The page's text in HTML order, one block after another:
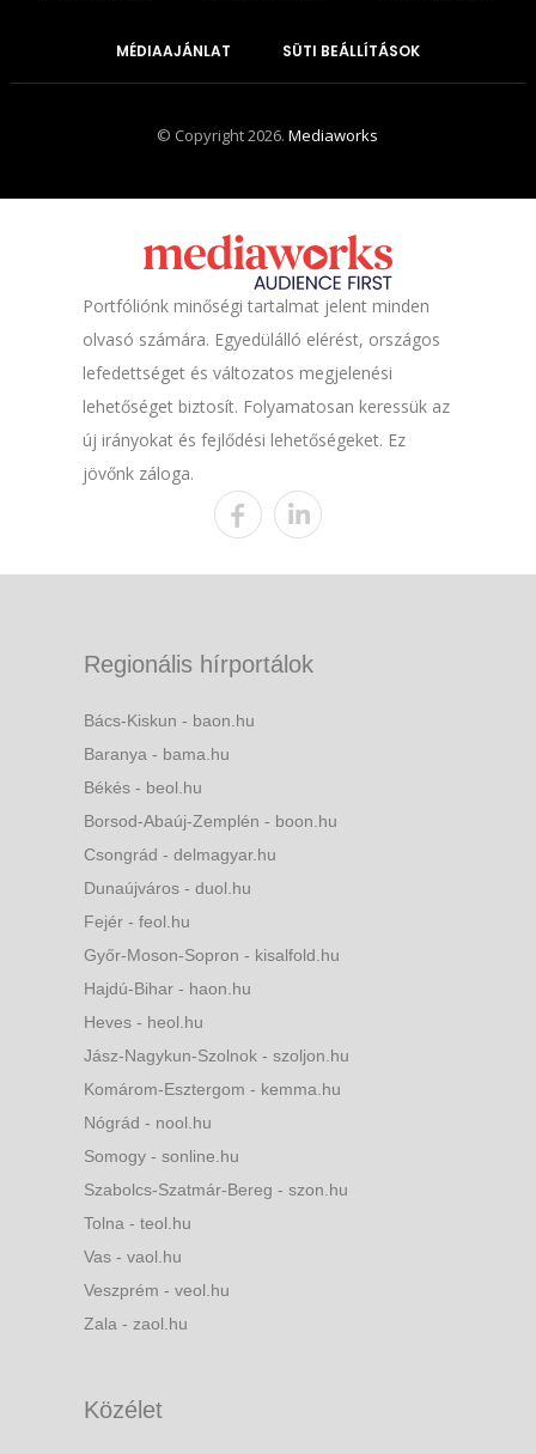
MÉDIAAJÁNLAT SÜTI BEÁLLÍTÁSOK
© Copyright 2026.Mediaworks
Portfóliónk minőségi tartalmat jelent minden
olvasó számára. Egyedülálló elérést, országos
lefedettséget és változatos megjelenési
lehetőséget biztosít. Folyamatosan keressük az
új irányokat és fejlődési lehetőségeket. Ez
jövőnk záloga.
Regionális hírportálok
Bács-Kiskun - baon.hu
Baranya - bama.hu
Békés - beol.hu
Borsod-Abaúj-Zemplén - boon.hu
Csongrád - delmagyar.hu
Dunaújváros - duol.hu
Fejér - feol.hu
Győr-Moson-Sopron - kisalfold.hu
Hajdú-Bihar - haon.hu
Heves - heol.hu
Jász-Nagykun-Szolnok - szoljon.hu
Komárom-Esztergom - kemma.hu
Nógrád - nool.hu
Somogy - sonline.hu
Szabolcs-Szatmár-Bereg - szon.hu
Tolna - teol.hu
Vas - vaol.hu
Veszprém - veol.hu
Zala - zaol.hu
Közélet